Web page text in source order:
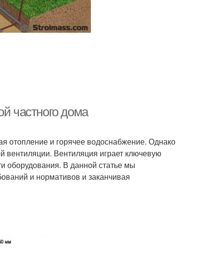
частного дома
отопление и горячее водоснабжение. Однако
вентиляции. Вентиляция играет ключевую
оборудования. В данной статье мы
и нормативов и заканчивая